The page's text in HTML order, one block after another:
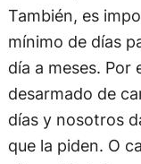
También, es
mínimo de días
día a meses. Por
desarmado de
días y nosotros
que la piden. O